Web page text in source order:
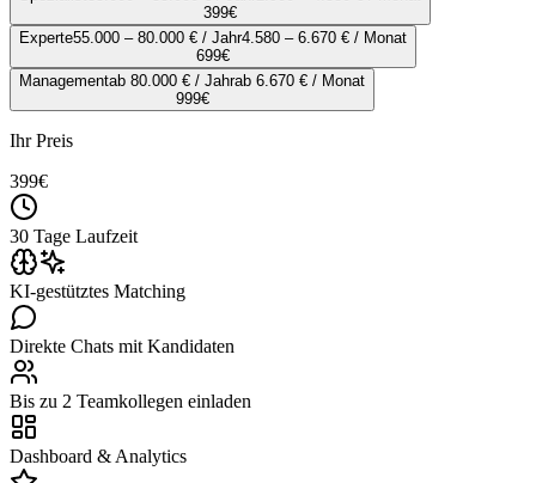
399€
Experte55.000 – 80.000 € / Jahr4.580 – 6.670 € / Monat
699€
Managementab 80.000 € / Jahrab 6.670 € / Monat
999€
Ihr Preis
399€
30 Tage Laufzeit
KI-gestütztes Matching
Direkte Chats mit Kandidaten
Bis zu 2 Teamkollegen einladen
Dashboard & Analytics